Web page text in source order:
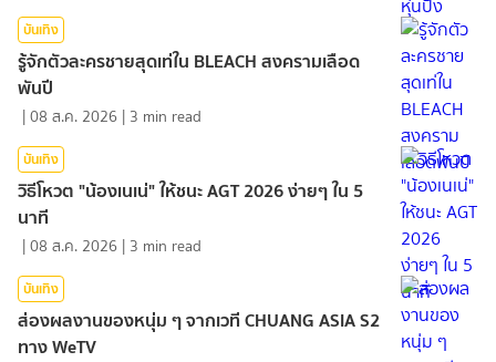
บันเทิง
รู้จักตัวละครชายสุดเท่ใน BLEACH สงครามเลือด
พันปี
|08 ส.ค. 2026 | 3 min read
บันเทิง
วิธีโหวต "น้องเนเน่" ให้ชนะ AGT 2026 ง่ายๆ ใน 5
นาที
|08 ส.ค. 2026 | 3 min read
บันเทิง
ส่องผลงานของหนุ่ม ๆ จากเวที CHUANG ASIA S2
ทาง WeTV